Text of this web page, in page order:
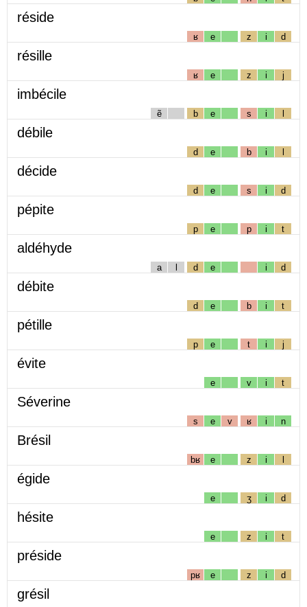
réside
ʁ e z i d
résille
ʁ e z i j
imbécile
ẽ b e s i l
débile
d e b i l
décide
d e s i d
pépite
p e p i t
aldéhyde
a l d e i d
débite
d e b i t
pétille
p e t i j
évite
e v i t
Séverine
s e v ʁ i n
Brésil
bʁ e z i l
égide
e ʒ i d
hésite
e z i t
préside
pʁ e z i d
grésil